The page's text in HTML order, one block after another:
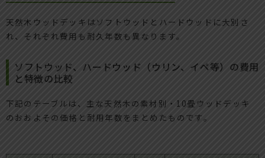
天然木ウッドデッキはソフトウッドとハードウッドに大別さ
れ、それぞれ費用も耐久年数も異なります。
ソフトウッド、ハードウッド（ウリン、イペ等）の費用
と特徴の比較
下記のテーブルは、主な天然木の素材別・10畳ウッドデッキ
のおおよその価格と耐用年数をまとめたものです。